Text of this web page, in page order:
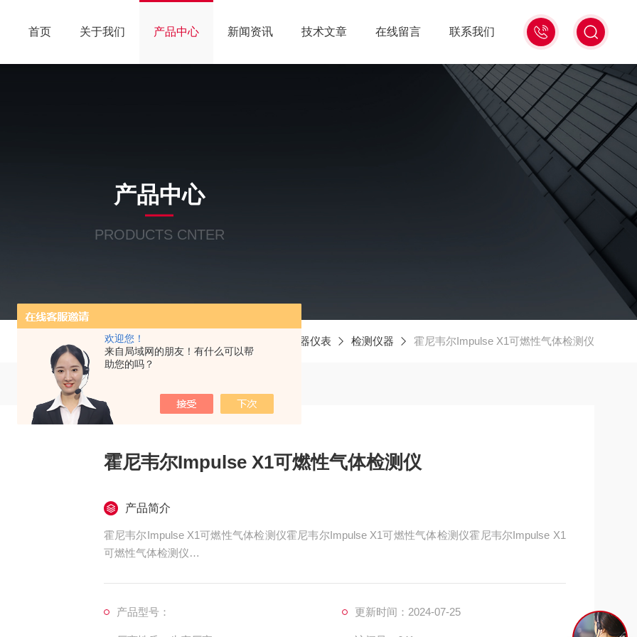
欢迎您！
来自局域网的朋友！有什么可以帮
助您的吗？
15006471345
首页 关于我们 产品中心 新闻资讯 技术文章 在线留言 联系我们
产品中心
PRODUCTS CNTER
当前位置： 仪器仪表 检测仪器 霍尼韦尔Impulse X1可燃性气体检测仪
霍尼韦尔Impulse X1可燃性气体检测仪
产品简介
霍尼韦尔Impulse X1可燃性气体检测仪霍尼韦尔Impulse X1可燃性气体检测仪霍尼韦尔Impulse X1
可燃性气体检测仪
产品型号： 更新时间：2024-07-25